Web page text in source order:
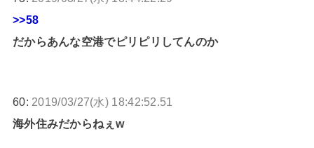
>>58
だからあんな空港でピリピリしてんのか
60: 2019/03/27(水) 18:42:52.51
海外住みだからねぇw